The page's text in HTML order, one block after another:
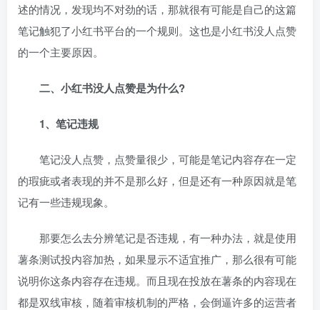
述的情况，发现均不对劲的话，那就很有可能是自己的这篇
笔记触犯了小红书平台的一个规则。这也是小红书没人点赞
的一个主要原因。
二、小红书没人点赞是为什么?
1、笔记违规
笔记没人点赞，点赞量很少，可能是笔记内容存在一定
的瑕疵或者表现的并不是那么好，但是还有一种原因就是笔
记有一些违规现象。
那要怎么去分辨笔记是否违规，有一种办法，就是使用
薯条测试投内容加热，如果显示不适宜推广，那么很有可能
说明你这条内容存在违规。而且现在投放在薯条的内容现在
都是双线审核，随着审核机制的严格，会倒逼许多的运营者